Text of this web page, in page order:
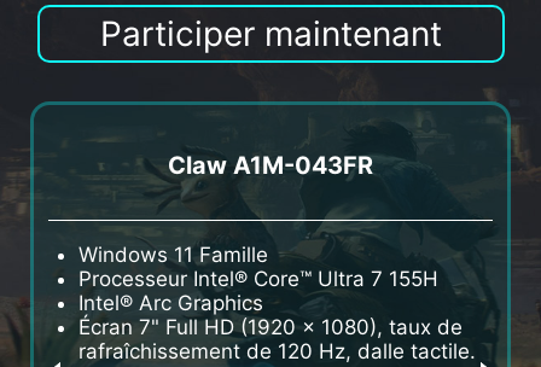
Participer maintenant
Claw A1M-043FR
Windows 11 Famille
Processeur Intel® Core™ Ultra 7 155H
Intel® Arc Graphics
Écran 7" Full HD (1920 x 1080), taux de
rafraîchissement de 120 Hz, dalle tactile.